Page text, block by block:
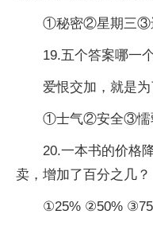
①秘密②星期三③
19.五个答案哪一
爱恨交加，就是为
①士气②安全③懦
20.一本书的价格
卖，增加了百分之几？
①25% ②50%